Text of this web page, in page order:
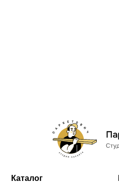
Каталог